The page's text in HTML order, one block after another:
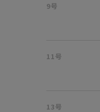
9号
11号
13号